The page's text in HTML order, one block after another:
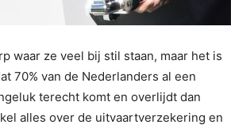
waar ze veel bij stil staan, maar het is
70% van de Nederlanders al een
terecht komt en overlijdt dan
alles over de uitvaartverzekering en